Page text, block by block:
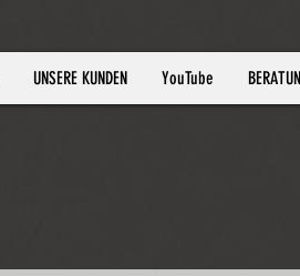
UNSERE KUNDEN YouTube